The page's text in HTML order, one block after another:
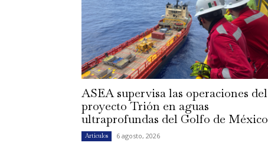
ASEA supervisa las operaciones del
proyecto Trión en aguas
ultraprofundas del Golfo de México
Artículos 6 agosto, 2026